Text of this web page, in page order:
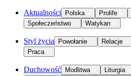
Aktualności Polska Prolife
Społeczeństwo
Watykan
Styl życia Powołanie Relacje
Praca
Duchowość Modlitwa Liturgia